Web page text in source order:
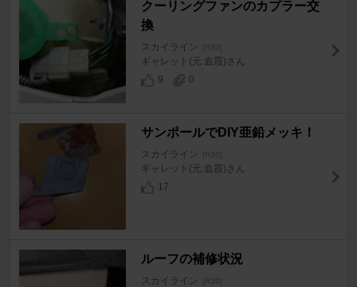
クーリングファンのカプラー交
換
スカイライン [R30]
ギャレット(元:血霞)さん
9
0
サンポールでDIY亜鉛メッキ！
スカイライン [R30]
ギャレット(元:血霞)さん
17
ルーフの補修状況
スカイライン [R30]